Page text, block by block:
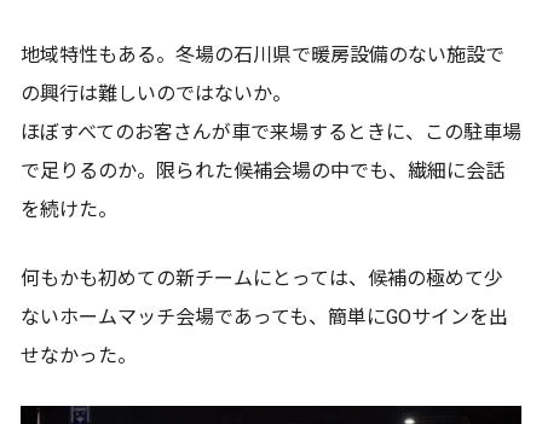
地域特性もある。冬場の石川県で暖房設備のない施設で
の興行は難しいのではないか。
ほぼすべてのお客さんが車で来場するときに、この駐車場
で足りるのか。限られた候補会場の中でも、繊細に会話
を続けた。
何もかも初めての新チームにとっては、候補の極めて少
ないホームマッチ会場であっても、簡単にGOサインを出
せなかった。